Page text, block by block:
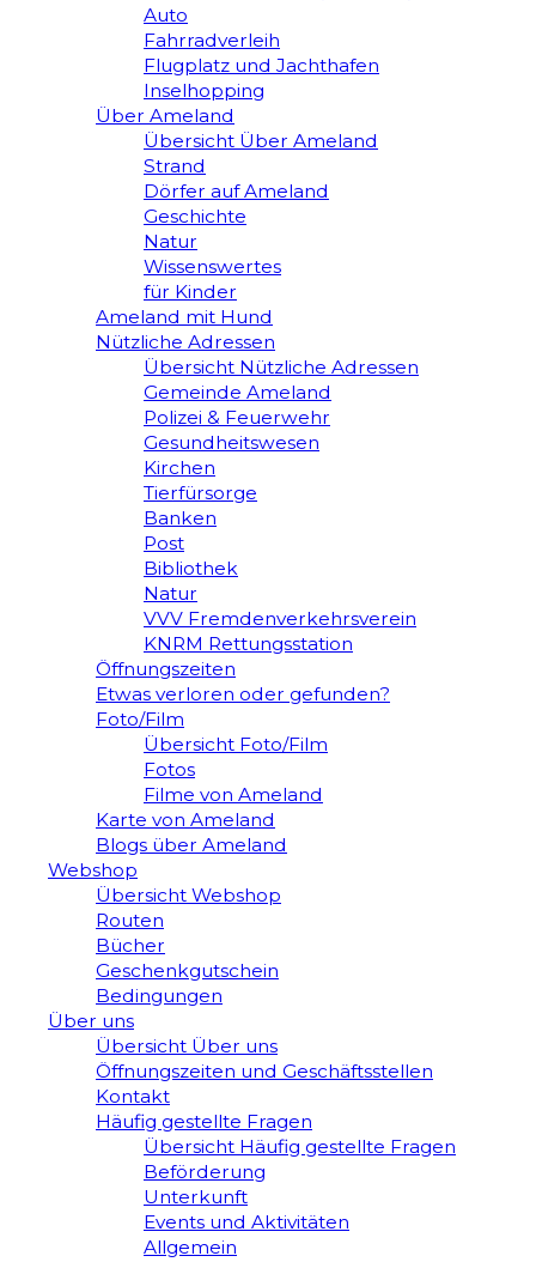
Auto
Fahrradverleih
Flugplatz und Jachthafen
Inselhopping
Über Ameland
Übersicht Über Ameland
Strand
Dörfer auf Ameland
Geschichte
Natur
Wissenswertes
für Kinder
Ameland mit Hund
Nützliche Adressen
Übersicht Nützliche Adressen
Gemeinde Ameland
Polizei & Feuerwehr
Gesundheitswesen
Kirchen
Tierfürsorge
Banken
Post
Bibliothek
Natur
VVV Fremdenverkehrsverein
KNRM Rettungsstation
Öffnungszeiten
Etwas verloren oder gefunden?
Foto/Film
Übersicht Foto/Film
Fotos
Filme von Ameland
Karte von Ameland
Blogs über Ameland
Webshop
Übersicht Webshop
Routen
Bücher
Geschenkgutschein
Bedingungen
Über uns
Übersicht Über uns
Öffnungszeiten und Geschäftsstellen
Kontakt
Häufig gestellte Fragen
Übersicht Häufig gestellte Fragen
Beförderung
Unterkunft
Events und Aktivitäten
Allgemein